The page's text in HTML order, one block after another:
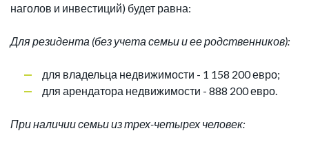
наголов и инвестиций) будет равна:
Для резидента (без учета семьи и ее родственников):
для владельца недвижимости - 1 158 200 евро;
для арендатора недвижимости - 888 200 евро.
При наличии семьи из трех-четырех человек: